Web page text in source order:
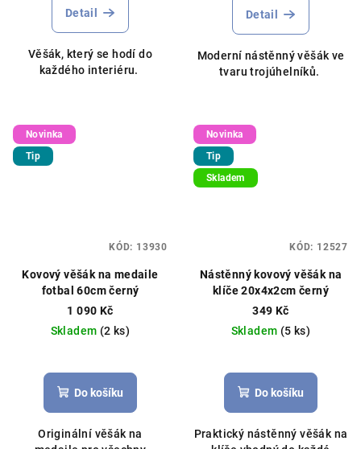
produktu
z
5
Detail
Věšák, který se hodí do
každého interiéru.
Detail
Moderní nástěnný věšák ve
tvaru trojúhelníků.
Novinka
Tip
Kovový věšák na medaile
fotbal 60cm černý
1 090 Kč
Skladem (2 ks)
Do košíku
Originální věšák na
KÓD: 13930
Novinka
Tip
Skladem
Nástěnný kovový věšák na
klíče 20x4x2cm černý
349 Kč
Skladem (5 ks)
hodnocení
produktu
z
Do košíku
Praktický nástěnný věšák na
KÓD: 12527